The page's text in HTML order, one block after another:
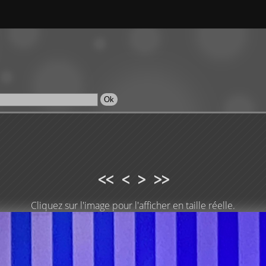
<< < > >>
Cliquez sur l'image pour l'afficher en taille réelle.